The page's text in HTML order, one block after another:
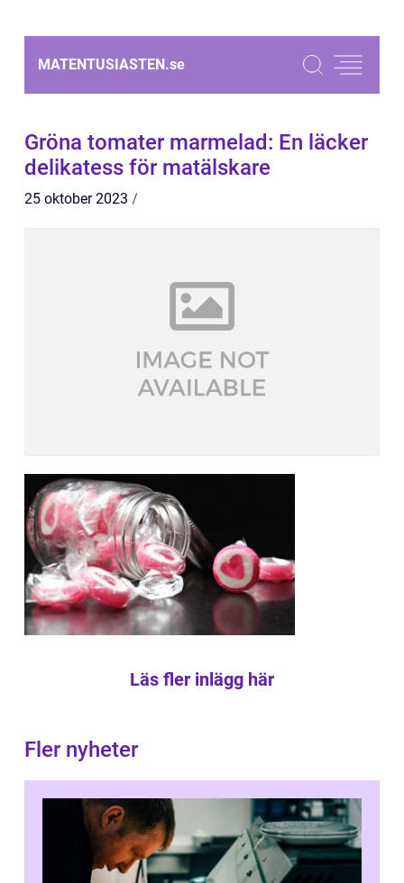
MATENTUSIASTEN.se
Gröna tomater marmelad: En läcker
delikatess för matälskare
25 oktober 2023
Läs fler inlägg här
Fler nyheter